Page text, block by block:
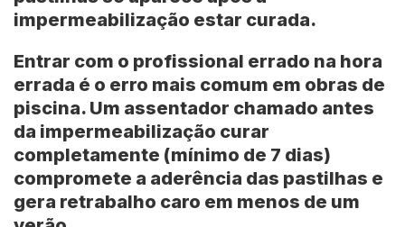
impermeabilização estar curada.
Entrar com o profissional errado na hora
errada é o erro mais comum em obras de
piscina. Um assentador chamado antes
da impermeabilização curar
completamente (mínimo de 7 dias)
compromete a aderência das pastilhas e
gera retrabalho caro em menos de um